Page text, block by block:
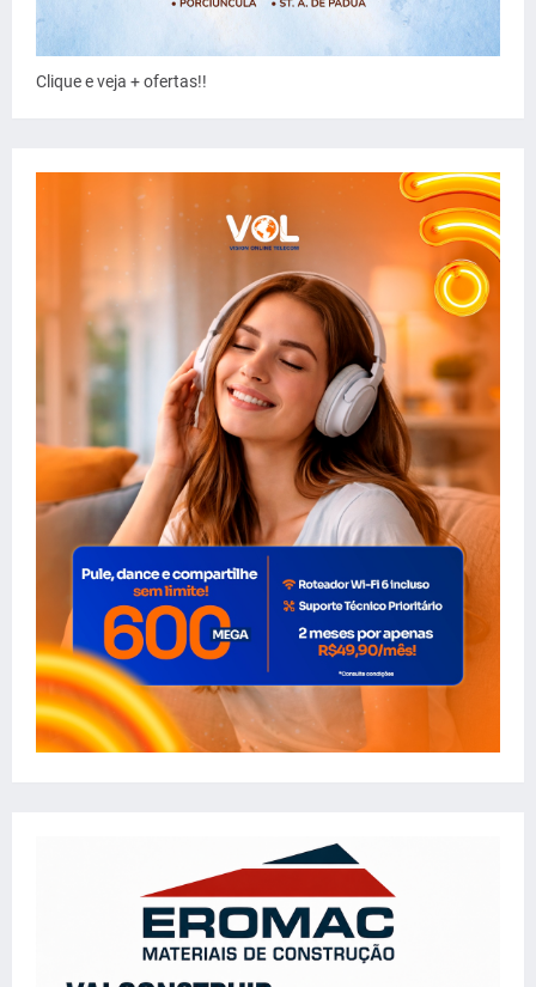
Clique e veja + ofertas!!